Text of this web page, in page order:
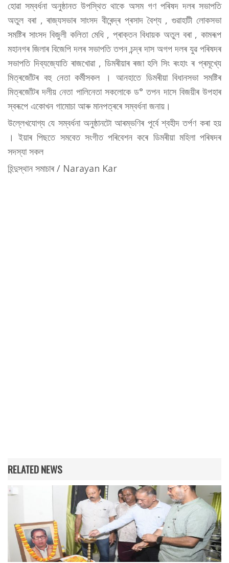
হোৱা সম্বৰ্ধনা অনুষ্ঠানত উপস্থিত থাকে অসম গণ পৰিষদ দলৰ সভাপতি
অতুল বৰা , ৰাজ্যসভাৰ সাংসদ বীৰেন্দ্ৰ প্ৰসাদ বৈশ্য , গুৱাহাটী লোকসভা
সমষ্টিৰ সাংসদ বিজুলী কলিতা মেধি , প্ৰাক্তন বিধায়ক অতুল বৰা , কামৰূপ
মহানগৰ জিলাৰ বিজেপি দলৰ সভাপতি তপন চন্দ্ৰ দাস অগপ দলৰ যুৱ পৰিষদৰ
সভাপতি দিব্যজ্যোতি ৰাজখোৱা , ডিমৰীয়াৰ ৰজা হলি সিং ৰংহাং ৰ প্ৰমূখ্যে
মিত্ৰজোঁটৰ বহু নেতা কৰ্মীসকল । আনহাতে ডিমৰীয়া বিধানসভা সমষ্টিৰ
মিত্ৰজোঁটৰ দলীয় নেতা পালিনেতা সকলোকে ড° তপন দাসে বিজয়ীৰ উপহাৰ
স্বৰূপে একোখন গামোচা আৰু মানপত্ৰৰে সম্বৰ্ধনা জনায়।
উল্লেখযোগ্য যে সম্বৰ্ধনা অনুষ্ঠানটো আৰম্ভণিৰ পূৰ্বে শ্বহীদ তৰ্পণ কৰা হয়
। ইয়াৰ পিছতে সমবেত সংগীত পৰিবেশন কৰে ডিমৰীয়া মহিলা পৰিষদৰ
সদস্যা সকল
হিন্দুস্থান সমাচাৰ / Narayan Kar
RELATED NEWS